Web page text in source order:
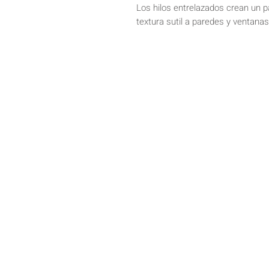
Los hilos entrelazados crean un
textura sutil a paredes y